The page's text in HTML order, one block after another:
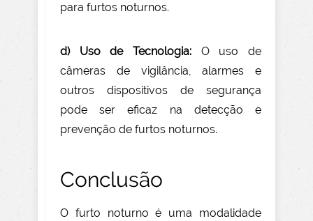
para furtos noturnos.
d) Uso de Tecnologia: O uso de
câmeras de vigilância, alarmes e
outros dispositivos de segurança
pode ser eficaz na detecção e
prevenção de furtos noturnos.
Conclusão
O furto noturno é uma modalidade